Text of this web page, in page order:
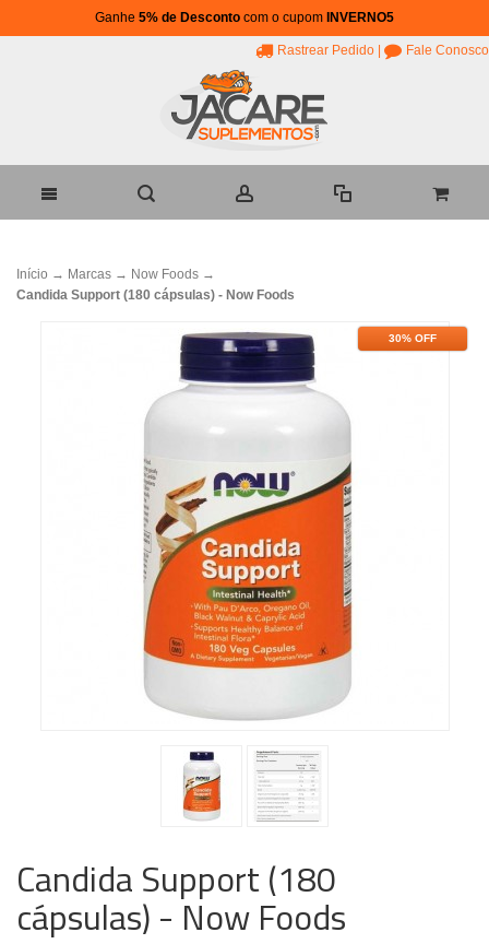
Ganhe 5% de Desconto com o cupom INVERNO5
Rastrear Pedido Fale Conosco
Início → Marcas → Now Foods →
Candida Support (180 cápsulas) - Now Foods
30% OFF
Candida Support (180
cápsulas) - Now Foods